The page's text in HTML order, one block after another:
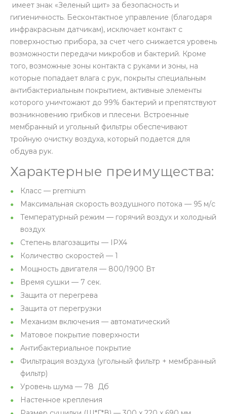
имеет знак «Зеленый щит» за безопасность и
гигиеничность. Бесконтактное управление (благодаря
инфракрасным датчикам), исключает контакт с
поверхностью прибора, за счет чего снижается уровень
возможности передачи микробов и бактерий. Кроме
того, возможные зоны контакта с руками и зоны, на
которые попадает влага с рук, покрыты специальным
антибактериальным покрытием, активные элементы
которого уничтожают до 99% бактерий и препятствуют
возникновению грибков и плесени. Встроенные
мембранный и угольный фильтры обеспечивают
тройную очистку воздуха, который подается для
обдува рук.
Характерные преимущества:
Класс — premium
Максимальная cкорость воздушного потока — 95 м/с
Температурный режим — горячий воздух и холодный
воздух
Степень влагозащиты — IPX4
Количество скоростей — 1
Мощность двигателя — 800/1900 Вт
Время сушки — 7 сек.
Защита от перегрева
Защита от перегрузки
Механизм включения — автоматический
Матовое покрытие поверхности
Антибактериальное покрытие
Фильтрация воздуха (угольный фильтр + мембранный
фильтр)
Уровень шума — 78 Дб
Настенное крепления